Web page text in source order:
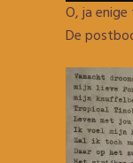
O, ja
De